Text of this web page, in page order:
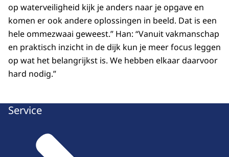
op waterveiligheid kijk je anders naar je opgave en
komen er ook andere oplossingen in beeld. Dat is een
hele ommezwaai geweest.” Han: “Vanuit vakmanschap
en praktisch inzicht in de dijk kun je meer focus leggen
op wat het belangrijkst is. We hebben elkaar daarvoor
hard nodig.”
Service